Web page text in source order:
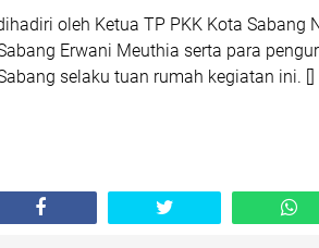
oleh Ketua TP PKK Kota Sabang
Erwani Meuthia serta para
selaku tuan rumah kegiatan ini. []